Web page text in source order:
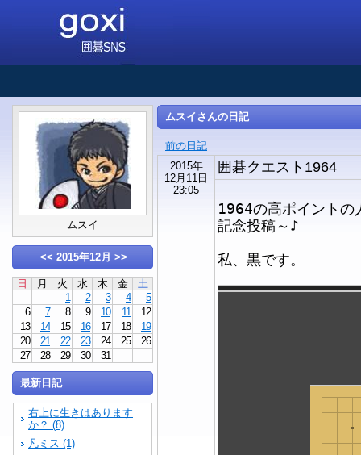
ムスイ
<< 2015年12月 >>
日 月 火 水 木 金
土
1
2 3 4
5
6
7 8 9 10 11
12
13
14 15 16 17 18
19
20
21 22 23 24 25
26
27
28 29 30 31
最新日記
右上に生きはあります
か？ (8)
凡ミス (1)
ムスイさんの日記
前の日記
2015年
12月11日
23:05
囲碁クエスト1964
1964の高ポイントの
記念投稿～♪
私、黒です。